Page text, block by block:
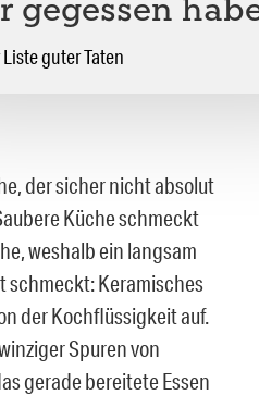
gegessen
guter Taten
der sicher nicht absolut
Küche schmeckt
weshalb ein langsam
schmeckt: Keramisches
der Kochflüssigkeit auf.
Spuren von
gerade bereitete Essen